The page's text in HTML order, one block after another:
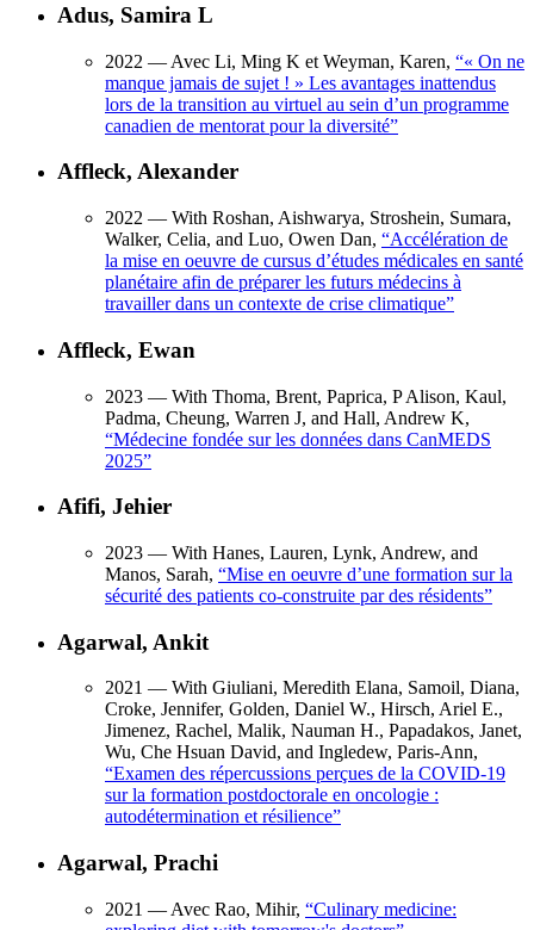
Adus, Samira L
2022 — Avec Li, Ming K et Weyman, Karen, “« On ne
manque jamais de sujet ! » Les avantages inattendus
lors de la transition au virtuel au sein d’un programme
canadien de mentorat pour la diversité”
Affleck, Alexander
2022 — With Roshan, Aishwarya, Stroshein, Sumara,
Walker, Celia, and Luo, Owen Dan, “Accélération de
la mise en oeuvre de cursus d’études médicales en santé
planétaire afin de préparer les futurs médecins à
travailler dans un contexte de crise climatique”
Affleck, Ewan
2023 — With Thoma, Brent, Paprica, P Alison, Kaul,
Padma, Cheung, Warren J, and Hall, Andrew K,
“Médecine fondée sur les données dans CanMEDS
2025”
Afifi, Jehier
2023 — With Hanes, Lauren, Lynk, Andrew, and
Manos, Sarah, “Mise en oeuvre d’une formation sur la
sécurité des patients co-construite par des résidents”
Agarwal, Ankit
2021 — With Giuliani, Meredith Elana, Samoil, Diana,
Croke, Jennifer, Golden, Daniel W., Hirsch, Ariel E.,
Jimenez, Rachel, Malik, Nauman H., Papadakos, Janet,
Wu, Che Hsuan David, and Ingledew, Paris-Ann,
“Examen des répercussions perçues de la COVID-19
sur la formation postdoctorale en oncologie :
autodétermination et résilience”
Agarwal, Prachi
2021 — Avec Rao, Mihir, “Culinary medicine: